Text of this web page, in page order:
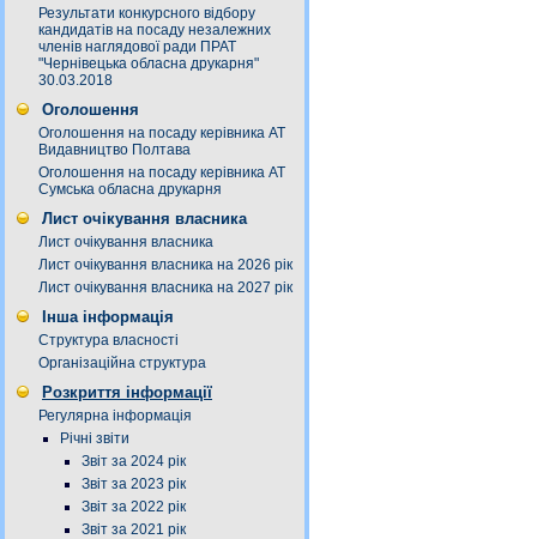
Результати конкурсного відбору
кандидатів на посаду незалежних
членів наглядової ради ПРАТ
"Чернівецька обласна друкарня"
30.03.2018
Оголошення
Оголошення на посаду керівника АТ
Видавництво Полтава
Оголошення на посаду керівника АТ
Сумська обласна друкарня
Лист очікування власника
Лист очікування власника
Лист очікування власника на 2026 рік
Лист очікування власника на 2027 рік
Інша інформація
Структура власності
Організаційна структура
Розкриття інформації
Регулярна інформація
Річні звіти
Звіт за 2024 рік
Звіт за 2023 рік
Звіт за 2022 рік
Звіт за 2021 рік